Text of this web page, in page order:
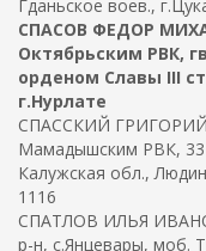
Гданьское воев.,
СПАСОВ ФЕДОР
Октябрьским РВК,
орденом Славы III
г.Нурлате
СПАССКИЙ
Мамадышским РВК, 33
Калужская обл.,
1116
СПАТЛОВ ИЛЬЯ
р-н, с.Янцевары, моб.